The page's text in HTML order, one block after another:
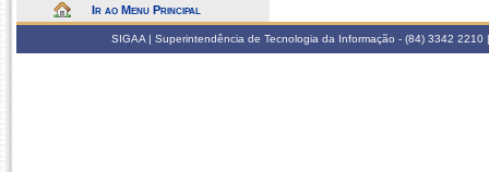
Ir ao Menu Principal
SIGAA | Superintendência de Tecnologia da Informação - (84) 3342